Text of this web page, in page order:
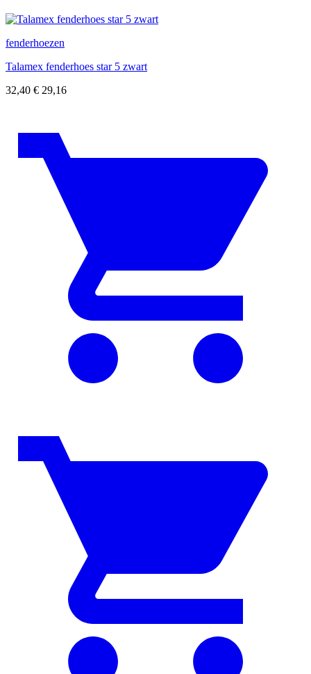
fenderhoezen
Talamex fenderhoes star 5 zwart
32,40 € 29,16